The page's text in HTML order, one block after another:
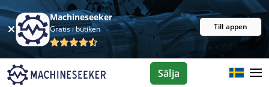
Machineseeker
Gratis i butiken Till appen
Sälja